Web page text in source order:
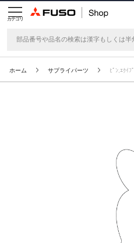
カテゴリ
ホーム サプライパーツ ﾋﾟﾝ,ｴｸｲﾌﾟ